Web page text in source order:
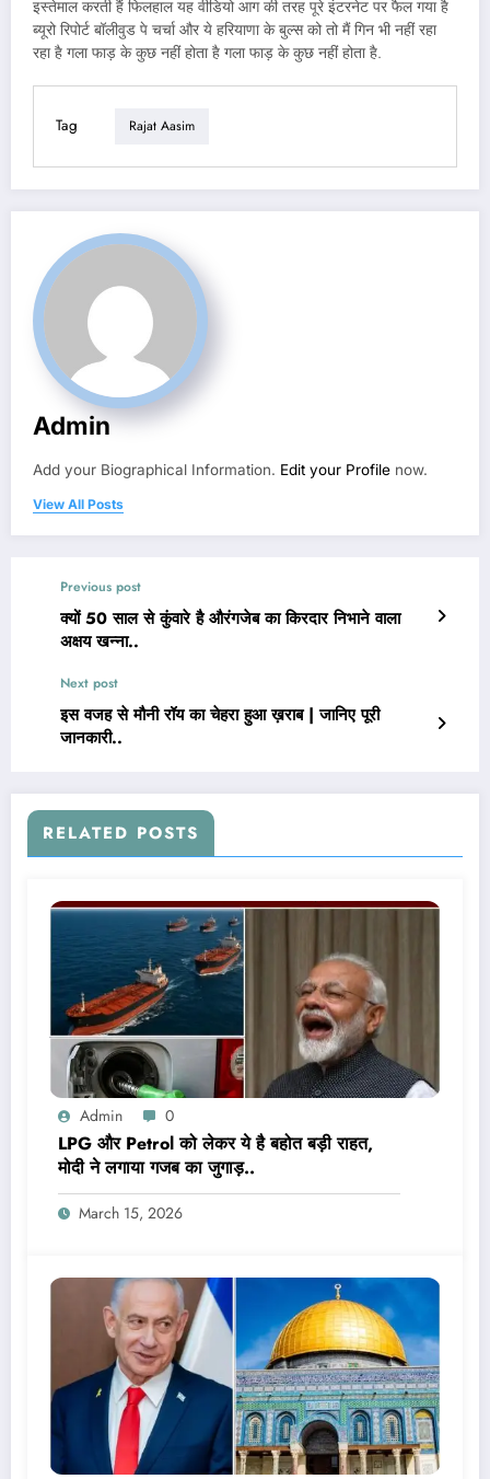
इस्तेमाल करती हैं फिलहाल यह वीडियो आग की तरह पूरे इंटरनेट पर फैल गया है
ब्यूरो रिपोर्ट बॉलीवुड पे चर्चा और ये हरियाणा के बुल्स को तो मैं गिन भी नहीं रहा
रहा है गला फाड़ के कुछ नहीं होता है गला फाड़ के कुछ नहीं होता है.
Tag Rajat Aasim
Admin
Add your Biographical Information. Edit your Profile now.
View All Posts
Previous post
क्यों 50 साल से कुंवारे है औरंगजेब का किरदार निभाने वाला
अक्षय खन्ना..
Next post
इस वजह से मौनी रॉय का चेहरा हुआ ख़राब | जानिए पूरी
जानकारी..
RELATED POSTS
Admin 0
LPG और Petrol को लेकर ये है बहोत बड़ी राहत,
मोदी ने लगाया गजब का जुगाड़..
March 15, 2026